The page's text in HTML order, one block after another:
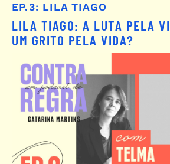
EP.3: LILA TIAGO
LILA TIAGO: A LUTA PELA
UM GRITO PELA VIDA?